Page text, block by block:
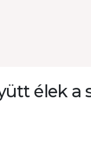
élek a